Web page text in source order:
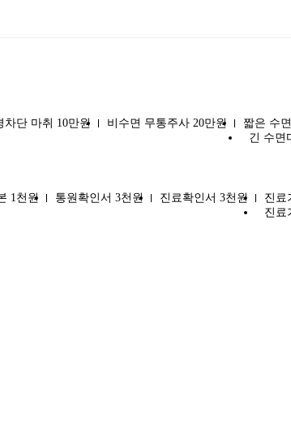
차단 마취 10만원 비수면 무통주사 20만원
짧은 수
긴 수면
1천원 통원확인서 3천원 진료확인서 3천원
진료
진료